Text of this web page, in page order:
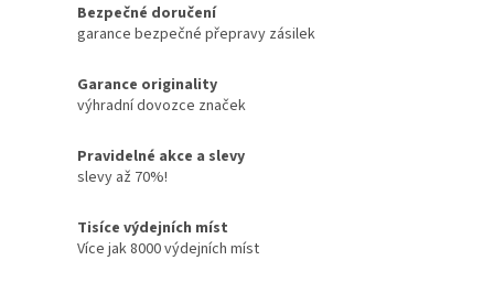
Bezpečné doručení
garance bezpečné přepravy zásilek
Garance originality
výhradní dovozce značek
Pravidelné akce a slevy
slevy až 70%!
Tisíce výdejních míst
Více jak 8000 výdejních míst